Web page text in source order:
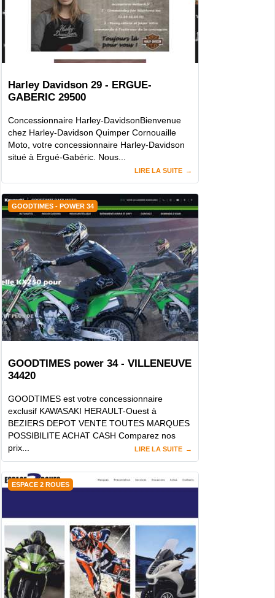
Harley Davidson 29 - ERGUE-
GABERIC 29500
Concessionnaire Harley-DavidsonBienvenue
chez Harley-Davidson Quimper Cornouaille
Moto, votre concessionnaire Harley-Davidson
situé à Ergué-Gabéric. Nous...
LIRE LA SUITE
GOODTIMES - POWER 34
GOODTIMES power 34 - VILLENEUVE
34420
GOODTIMES est votre concessionnaire
exclusif KAWASAKI HERAULT-Ouest à
BEZIERS DEPOT VENTE TOUTES MARQUES
POSSIBILITE ACHAT CASH Comparez nos
prix...
LIRE LA SUITE
ESPACE 2 ROUES